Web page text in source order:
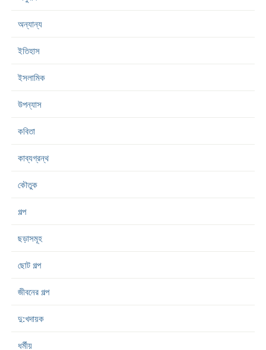
অন্যান্য
ইতিহাস
ইসলামিক
উপন্যাস
কবিতা
কাব্যগ্রন্থ
কৌতুক
গল্প
ছড়াসমূহ
ছোট গল্প
জীবনের গল্প
দু:খদায়ক
ধর্মীয়